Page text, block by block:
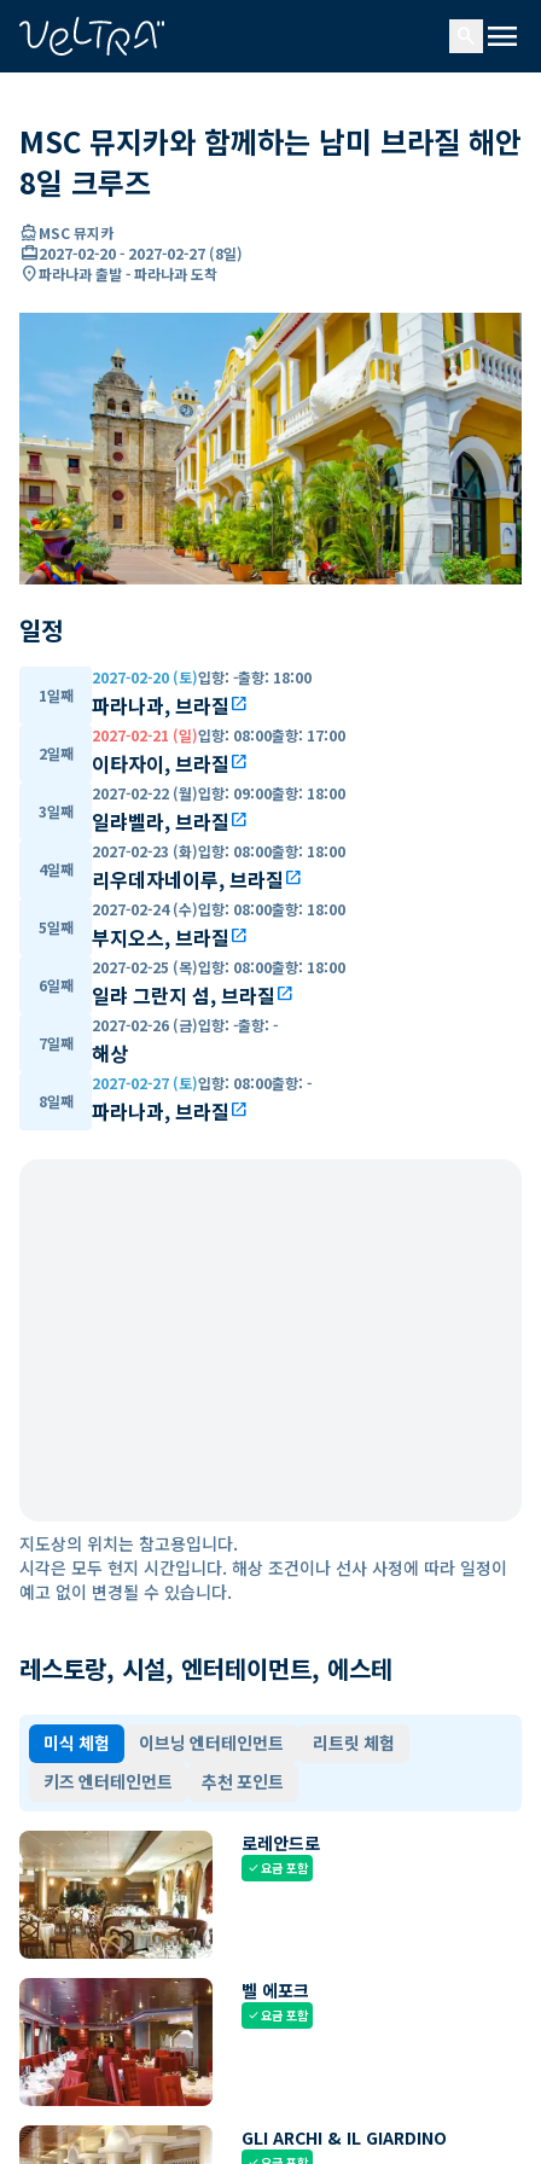
menu
MSC 뮤지카와 함께하는 남미 브라질 해안
8일 크루즈
directions_boatMSC 뮤지카
card_travel2027-02-20- 2027-02-27 (8일)
location_on파라나과 출발 - 파라나과 도착
일정
1일째
2027-02-20 (토)입항: -출항: 18:00
파라나과, 브라질open_in_new
2일째
2027-02-21 (일)입항: 08:00출항: 17:00
이타자이, 브라질open_in_new
3일째
2027-02-22 (월)입항: 09:00출항: 18:00
일랴벨라, 브라질open_in_new
4일째
2027-02-23 (화)입항: 08:00출항: 18:00
리우데자네이루, 브라질open_in_new
5일째
2027-02-24 (수)입항: 08:00출항: 18:00
부지오스, 브라질open_in_new
6일째
2027-02-25 (목)입항: 08:00출항: 18:00
일랴 그란지 섬, 브라질open_in_new
7일째
2027-02-26 (금)입항: -출항: -
해상
8일째
2027-02-27 (토)입항: 08:00출항: -
파라나과, 브라질open_in_new
지도상의 위치는 참고용입니다.
시각은 모두 현지 시간입니다. 해상 조건이나 선사 사정에 따라 일정이
예고 없이 변경될 수 있습니다.
레스토랑, 시설, 엔터테이먼트, 에스테
미식 체험 이브닝 엔터테인먼트
리트릿 체험
키즈 엔터테인먼트
추천 포인트
로레안드로
check요금 포함
벨 에포크
check요금 포함
GLI ARCHI & IL GIARDINO